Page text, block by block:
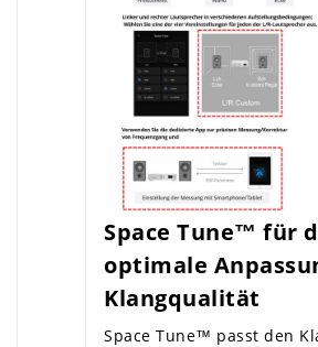
Space Tune™ für
optimale
Klangqualität
Space Tune™ passt den